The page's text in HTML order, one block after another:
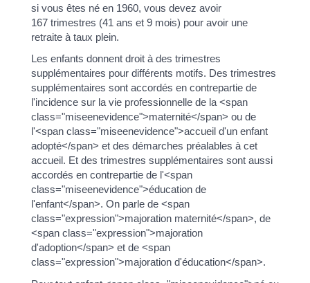
si vous êtes né en 1960, vous devez avoir
167 trimestres (41 ans et 9 mois) pour avoir une
retraite à taux plein.
Les enfants donnent droit à des trimestres
supplémentaires pour différents motifs. Des trimestres
supplémentaires sont accordés en contrepartie de
l'incidence sur la vie professionnelle de la <span
class="miseenevidence">maternité</span> ou de
l'<span class="miseenevidence">accueil d'un enfant
adopté</span> et des démarches préalables à cet
accueil. Et des trimestres supplémentaires sont aussi
accordés en contrepartie de l'<span
class="miseenevidence">éducation de
l'enfant</span>. On parle de <span
class="expression">majoration maternité</span>, de
<span class="expression">majoration
d'adoption</span> et de <span
class="expression">majoration d'éducation</span>.